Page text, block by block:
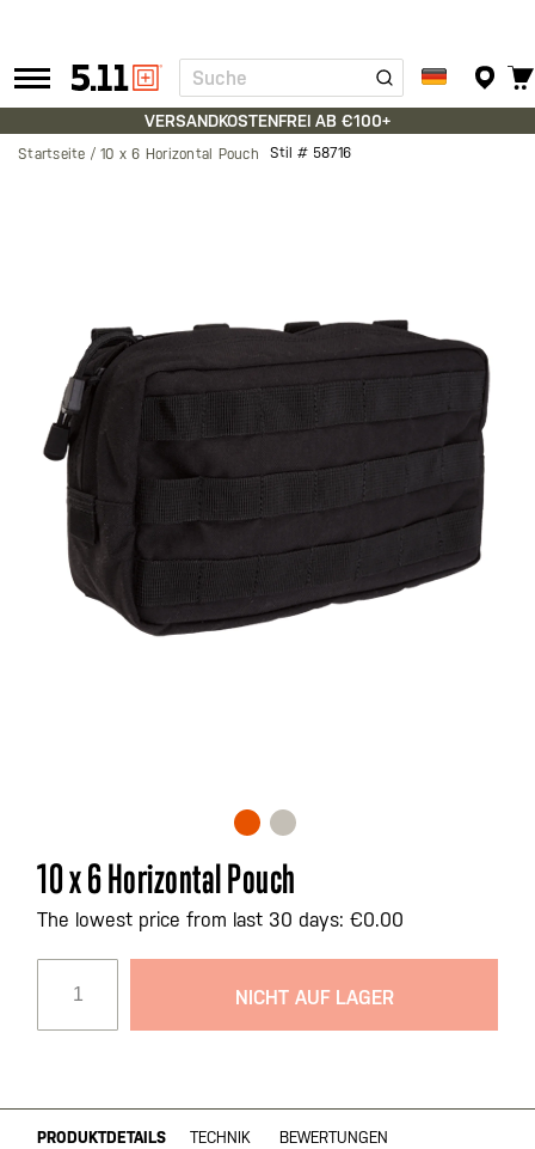
Tactical
Gear
Suche
VERSANDKOSTENFREI AB €100+
Startseite 10 x 6 Horizontal Pouch Stil # 58716
Zum
Anfang
der
10 x 6 Horizontal Pouch
The lowest price from last 30 days: €0.00
NICHT AUF LAGER
PRODUKTDETAILS TECHNIK BEWERTUNGEN